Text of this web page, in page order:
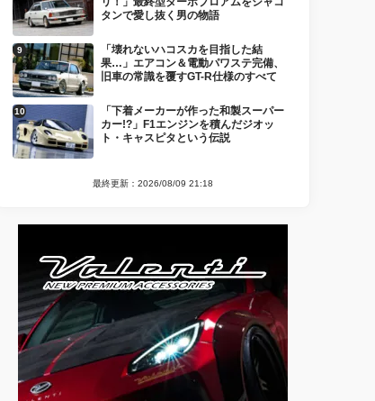
タンで愛し抜く男の物語
「壊れないハコスカを目指した結
果…」エアコン＆電動パワステ完備、
旧車の常識を覆すGT-R仕様のすべて
「下着メーカーが作った和製スーパー
カー!?」F1エンジンを積んだジオッ
ト・キャスピタという伝説
最終更新：2026/08/09 21:18